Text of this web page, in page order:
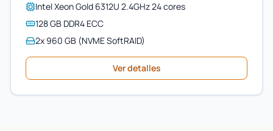
Intel Xeon Gold 6312U 2.4GHz 24 cores
128 GB DDR4 ECC
2x 960 GB (NVME SoftRAID)
Ver detalles